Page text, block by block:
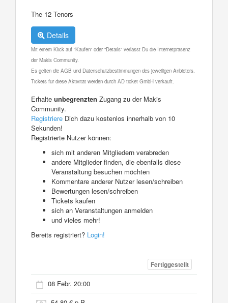
The 12 Tenors
Details
Mit einem Klick auf "Kaufen" oder "Details" verlässt Du die Internetpräsenz
der Makis Community.
Es gelten die AGB und Datenschutzbestimmungen des jeweiligen Anbieters.
Tickets für diese Aktivität werden durch AD ticket GmbH verkauft.
Erhalte unbegrenzten Zugang zu der Makis
Community.
Registriere Dich dazu kostenlos innerhalb von 10
Sekunden!
Registrierte Nutzer können:
sich mit anderen Mitgliedern verabreden
andere Mitglieder finden, die ebenfalls diese
Veranstaltung besuchen möchten
Kommentare anderer Nutzer lesen/schreiben
Bewertungen lesen/schreiben
Tickets kaufen
sich an Veranstaltungen anmelden
und vieles mehr!
Bereits registriert? Login!
Fertiggestellt
08 Febr. 20:00